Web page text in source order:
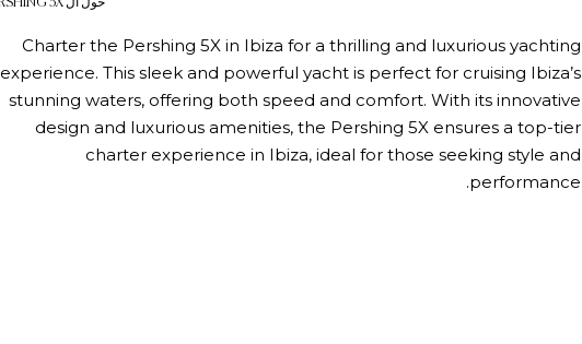
حول ال PERSHING 5X
Charter the Pershing 5X in Ibiza for a thrilling and luxurious yachting
experience. This sleek and powerful yacht is perfect for cruising Ibiza’s
stunning waters, offering both speed and comfort. With its innovative
design and luxurious amenities, the Pershing 5X ensures a top-tier
charter experience in Ibiza, ideal for those seeking style and
performance.